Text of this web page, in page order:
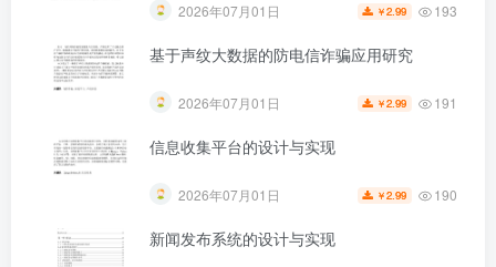
第4页 / 共37页
2026年07月01日 ￥2.99 193
基于声纹大数据的防电信诈骗应用研究
2026年07月01日 ￥2.99 191
信息收集平台的设计与实现
2026年07月01日 ￥2.99 190
新闻发布系统的设计与实现